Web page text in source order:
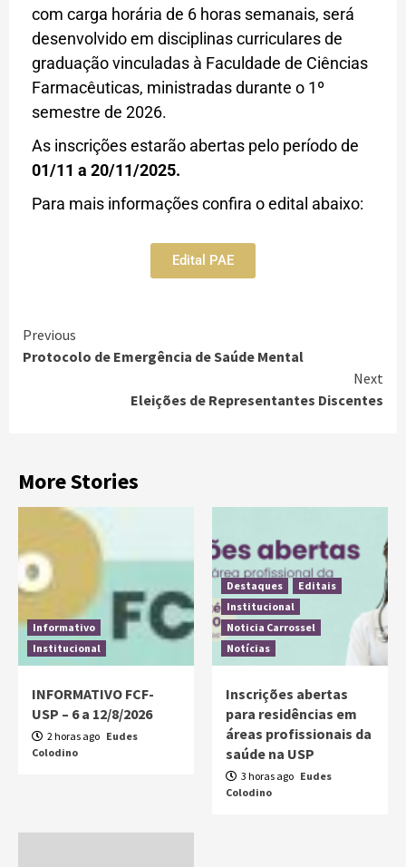
com carga horária de 6 horas semanais, será
desenvolvido em disciplinas curriculares de
graduação vinculadas à Faculdade de Ciências
Farmacêuticas, ministradas durante o 1º
semestre de 2026.
As inscrições estarão abertas pelo período de
01/11 a 20/11/2025.
Para mais informações confira o edital abaixo:
Edital PAE
Previous
Protocolo de Emergência de Saúde Mental
Next
Eleições de Representantes Discentes
More Stories
Informativo
Institucional
INFORMATIVO FCF-
USP – 6 a 12/8/2026
2 horas ago Eudes
Colodino
Destaques
Editais
Institucional
Noticia Carrossel
Notícias
Inscrições abertas
para residências em
áreas profissionais da
saúde na USP
3 horas ago Eudes
Colodino